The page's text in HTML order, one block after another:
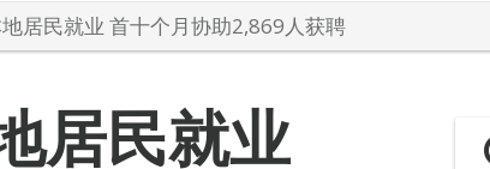
居民就业 首十个月协助2,869人获聘
居民就业